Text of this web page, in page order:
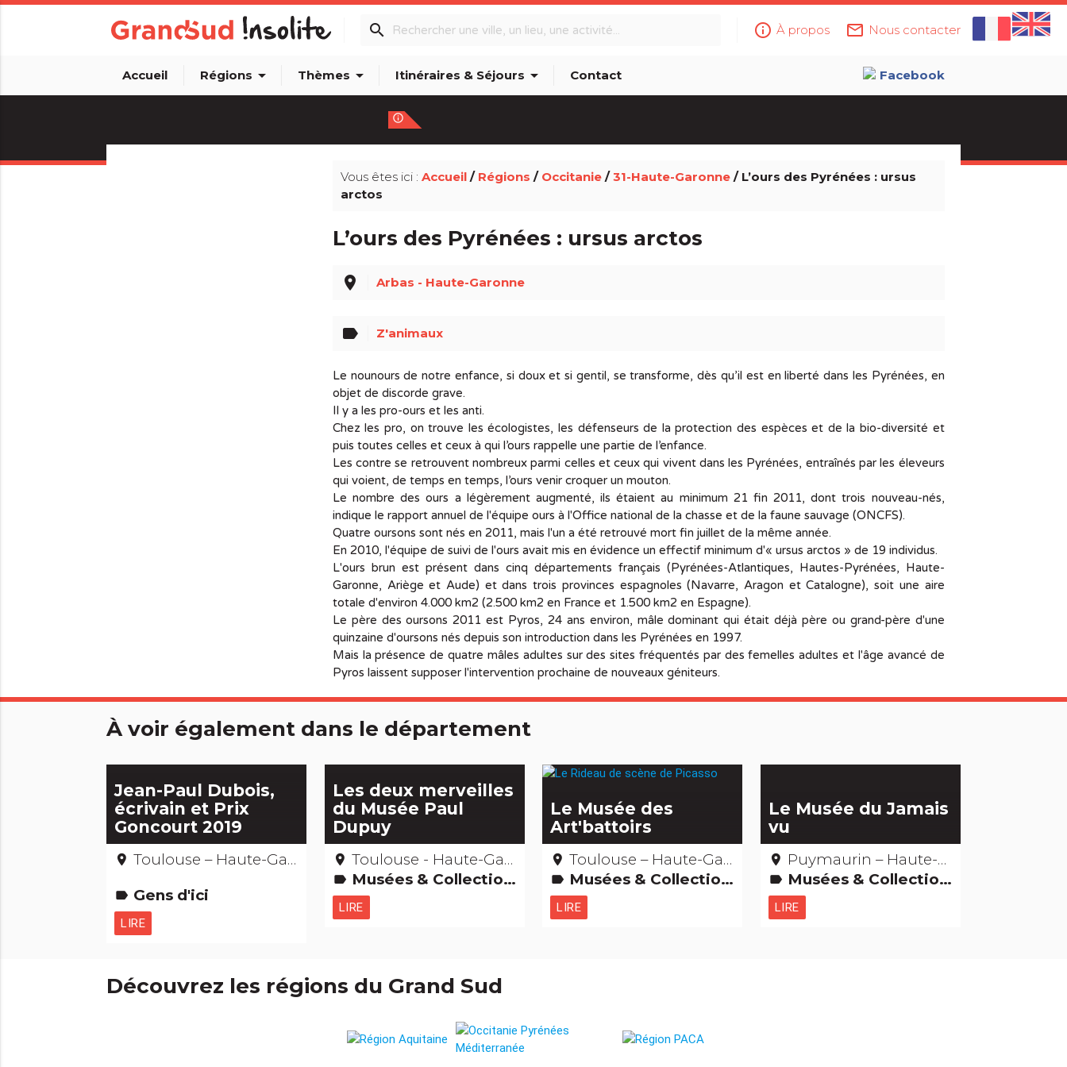
info_outline À propos mail_outline Nous contacter
search
Accueil Régions arrow_drop_down Thèmes arrow_drop_down Itinéraires & Séjours arrow_drop_down Contact Facebook
info_outline
Vous êtes ici : Accueil/ Régions / Occitanie/31-Haute-Garonne/ L’ours des Pyrénées : ursus
arctos
L’ours des Pyrénées : ursus arctos
place Arbas - Haute-Garonne
label Z'animaux
Le nounours de notre enfance, si doux et si gentil, se transforme, dès qu’il est en liberté dans les Pyrénées, en
objet de discorde grave.
Il y a les pro-ours et les anti.
Chez les pro, on trouve les écologistes, les défenseurs de la protection des espèces et de la bio-diversité et
puis toutes celles et ceux à qui l’ours rappelle une partie de l’enfance.
Les contre se retrouvent nombreux parmi celles et ceux qui vivent dans les Pyrénées, entraînés par les éleveurs
qui voient, de temps en temps, l’ours venir croquer un mouton.
Le nombre des ours a légèrement augmenté, ils étaient au minimum 21 fin 2011, dont trois nouveau-nés,
indique le rapport annuel de l'équipe ours à l'Office national de la chasse et de la faune sauvage (ONCFS).
Quatre oursons sont nés en 2011, mais l'un a été retrouvé mort fin juillet de la même année.
En 2010, l'équipe de suivi de l'ours avait mis en évidence un effectif minimum d'« ursus arctos » de 19 individus.
L'ours brun est présent dans cinq départements français (Pyrénées-Atlantiques, Hautes-Pyrénées, Haute-
Garonne, Ariège et Aude) et dans trois provinces espagnoles (Navarre, Aragon et Catalogne), soit une aire
totale d'environ 4.000 km2 (2.500 km2 en France et 1.500 km2 en Espagne).
Le père des oursons 2011 est Pyros, 24 ans environ, mâle dominant qui était déjà père ou grand-père d'une
quinzaine d'oursons nés depuis son introduction dans les Pyrénées en 1997.
Mais la présence de quatre mâles adultes sur des sites fréquentés par des femelles adultes et l'âge avancé de
Pyros laissent supposer l'intervention prochaine de nouveaux géniteurs.
À voir également dans le département
Jean-Paul Dubois,
écrivain et Prix
Goncourt 2019
place Toulouse – Haute-Garonne
label Gens d'ici
LIRE
Les deux merveilles
du Musée Paul
Dupuy
place Toulouse - Haute-Garonne
label Musées & Collections
LIRE
Le Musée des
Art'battoirs
place Toulouse – Haute-Garonne
label Musées & Collections
LIRE
Le Musée du Jamais
vu
place Puymaurin – Haute-Garonne
label Musées & Collections
LIRE
Découvrez les régions du Grand Sud